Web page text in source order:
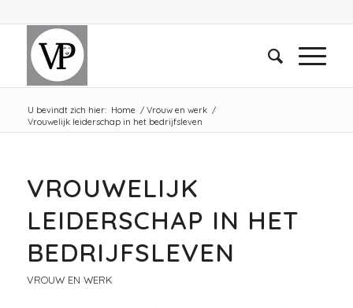
U bevindt zich hier: Home / Vrouw en werk /
Vrouwelijk leiderschap in het bedrijfsleven
VROUWELIJK
LEIDERSCHAP IN HET
BEDRIJFSLEVEN
VROUW EN WERK